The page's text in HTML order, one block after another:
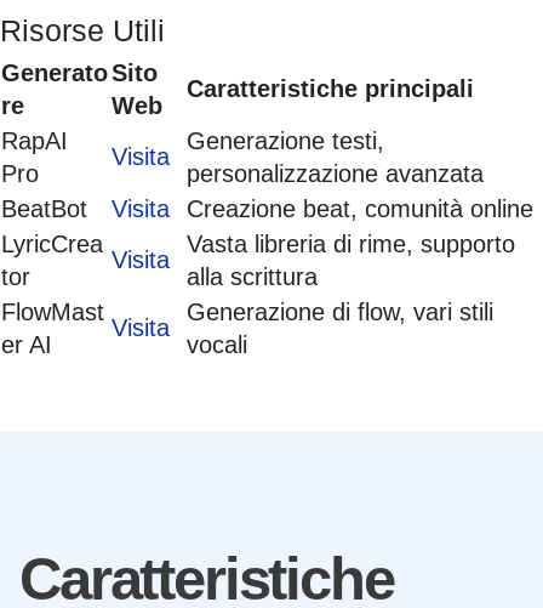
Risorse Utili
Generato
re
Sito
Web
Caratteristiche principali
RapAI
Pro
Visita
Generazione testi,
personalizzazione avanzata
BeatBot
Visita
Creazione beat, comunità online
LyricCrea
tor
Visita
Vasta libreria di rime, supporto
alla scrittura
FlowMast
er AI
Visita
Generazione di flow, vari stili
vocali
Caratteristiche